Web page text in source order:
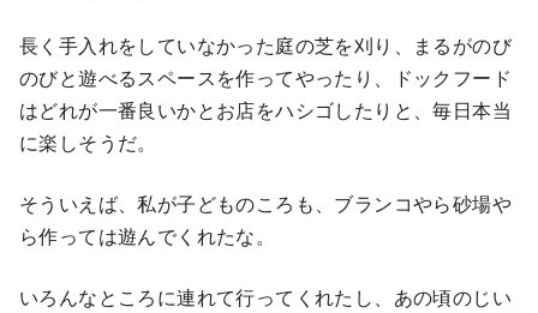
長く手入れをしていなかった庭の芝を刈り、まるがのび
のびと遊べるスペースを作ってやったり、ドックフード
はどれが一番良いかとお店をハシゴしたりと、毎日本当
に楽しそうだ。
そういえば、私が子どものころも、ブランコやら砂場や
ら作っては遊んでくれたな。
いろんなところに連れて行ってくれたし、あの頃のじい